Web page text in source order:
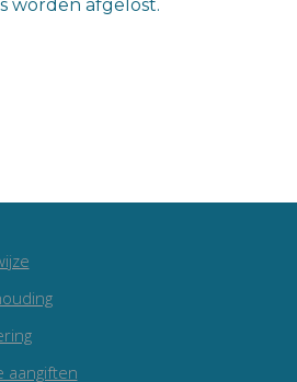
worden afgelost.
aangiften